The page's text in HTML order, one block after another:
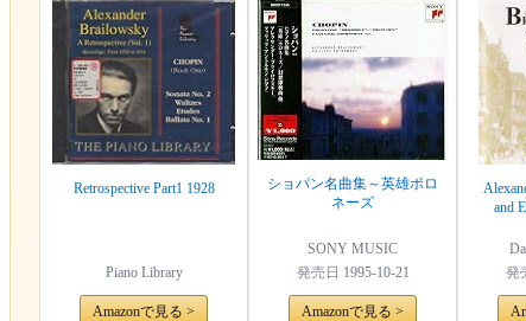
Retrospective Part1 1928
Piano Library
Amazonで見る >
ショパン名曲集～英雄ポロ
ネーズ
SONY MUSIC
発売日 1995-10-21
Amazonで見る >
and
発